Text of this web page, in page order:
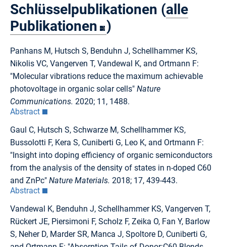
Schlüsselpublikationen (alle
Publikationen )
Panhans M, Hutsch S, Benduhn J, Schellhammer KS,
Nikolis VC, Vangerven T, Vandewal K, and Ortmann F:
"Molecular vibrations reduce the maximum achievable
photovoltage in organic solar cells" Nature
Communications. 2020; 11, 1488.
Abstract
Gaul C, Hutsch S, Schwarze M, Schellhammer KS,
Bussolotti F, Kera S, Cuniberti G, Leo K, and Ortmann F:
"Insight into doping efficiency of organic semiconductors
from the analysis of the density of states in n-doped C60
and ZnPc" Nature Materials. 2018; 17, 439-443.
Abstract
Vandewal K, Benduhn J, Schellhammer KS, Vangerven T,
Rückert JE, Piersimoni F, Scholz F, Zeika O, Fan Y, Barlow
S, Neher D, Marder SR, Manca J, Spoltore D, Cuniberti G,